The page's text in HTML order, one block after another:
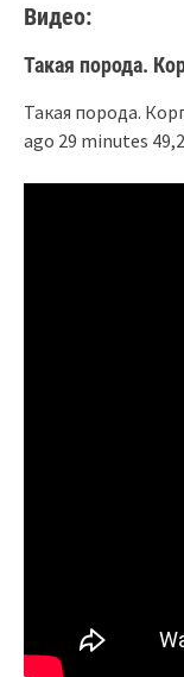
Видео:
Такая порода.
Такая порода.
ago 29 minutes